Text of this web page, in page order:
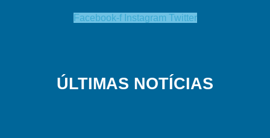
Facebook-f Instagram Twitter
ÚLTIMAS NOTÍCIAS